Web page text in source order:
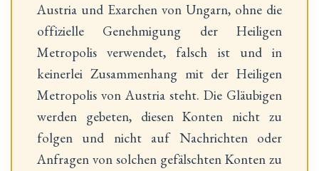
Austria und Exarchen von Ungarn, ohne die
offizielle Genehmigung der Heiligen
Metropolis verwendet, falsch ist und in
keinerlei Zusammenhang mit der Heiligen
Metropolis von Austria steht. Die Gläubigen
werden gebeten, diesen Konten nicht zu
folgen und nicht auf Nachrichten oder
Anfragen von solchen gefälschten Konten zu